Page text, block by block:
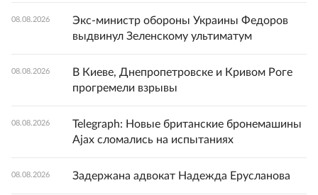
08.08.2026
Экс-министр обороны Украины Федоров
выдвинул Зеленскому ультиматум
08.08.2026
В Киеве, Днепропетровске и Кривом Роге
прогремели взрывы
08.08.2026
Telegraph: Новые британские бронемашины
Ajax сломались на испытаниях
08.08.2026 Задержана адвокат Надежда Ерусланова